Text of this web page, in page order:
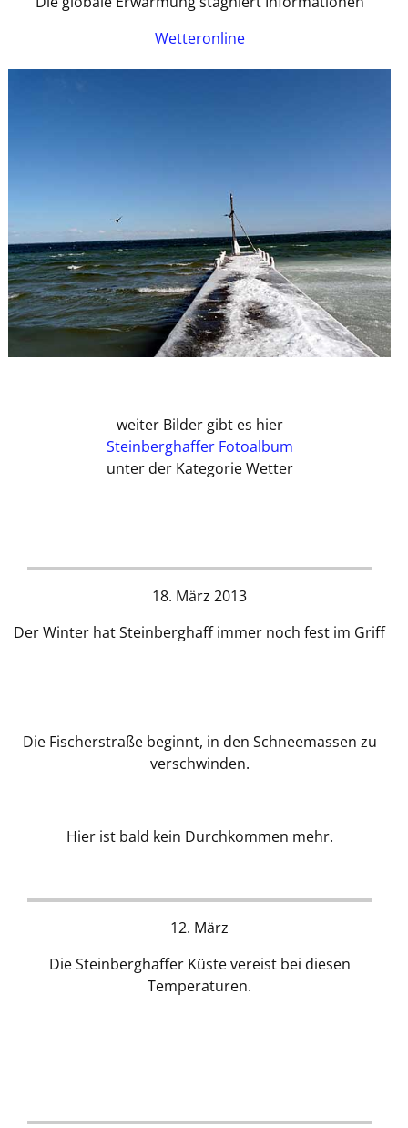
Wetteronline
weiter Bilder gibt es hier
Steinberghaffer Fotoalbum
unter der Kategorie Wetter
18. März 2013
Der Winter hat Steinberghaff immer noch fest im Griff
Die Fischerstraße beginnt, in den Schneemassen zu
verschwinden.
Hier ist bald kein Durchkommen mehr.
12. März
Die Steinberghaffer Küste vereist bei diesen
Temperaturen.